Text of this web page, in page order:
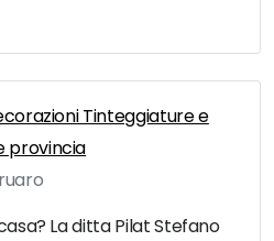
Tinteggiature e
provincia
La ditta Pilat Stefano